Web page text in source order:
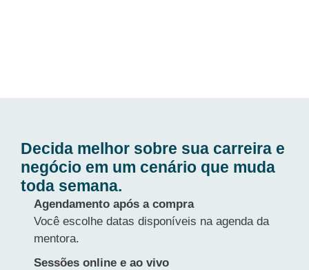
Decida melhor sobre sua carreira e
negócio em um cenário que muda
toda semana.
Agendamento após a compra
Você escolhe datas disponíveis na agenda da
mentora.
Sessões online e ao vivo